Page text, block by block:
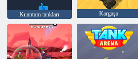
Kuantum tankları Kargaşa